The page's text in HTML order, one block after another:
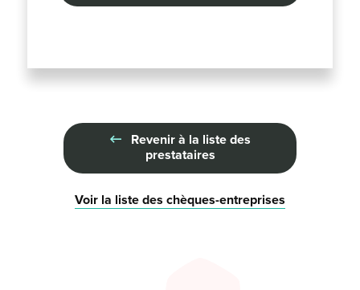
Revenir à la liste des
prestataires
Voir la liste des chèques-entreprises